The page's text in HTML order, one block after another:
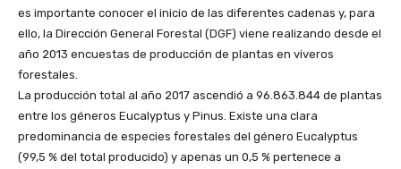
es importante conocer el inicio de las diferentes cadenas y, para
ello, la Dirección General Forestal (DGF) viene realizando desde el
año 2013 encuestas de producción de plantas en viveros
forestales.
La producción total al año 2017 ascendió a 96.863.844 de plantas
entre los géneros Eucalyptus y Pinus. Existe una clara
predominancia de especies forestales del género Eucalyptus
(99,5 % del total producido) y apenas un 0,5 % pertenece a